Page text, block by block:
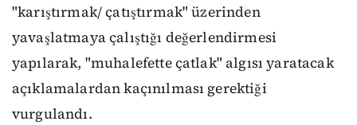
"karıştırmak/ çatıştırmak" üzerinden
yavaşlatmaya çalıştığı değerlendirmesi
yapılarak, "muhalefette çatlak" algısı yaratacak
açıklamalardan kaçınılması gerektiği
vurgulandı.